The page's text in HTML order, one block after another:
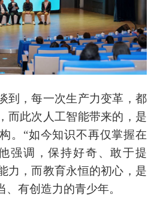
到，每一次生产力变革，都
而此次人工智能带来的，是
。“如今知识不再仅掌握在
强调，保持好奇、敢于提
力，而教育永恒的初心，是
有创造力的青少年。